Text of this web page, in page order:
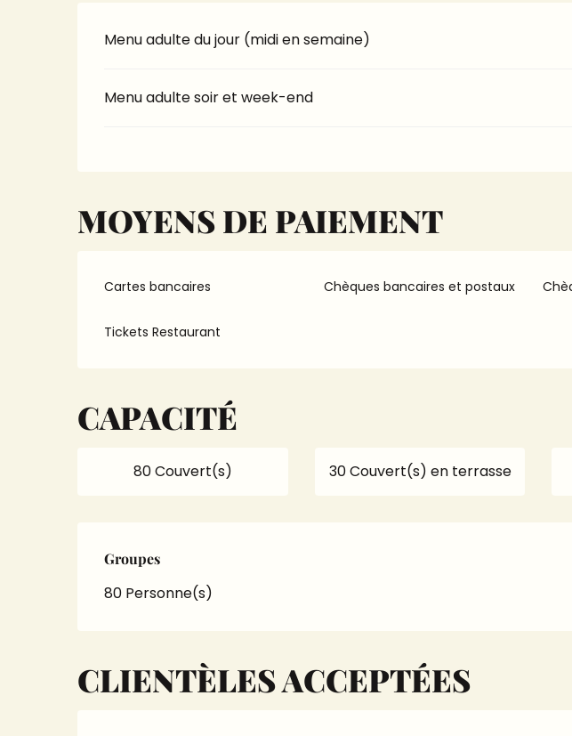
Menu adulte du jour (midi en semaine)
Menu adulte soir et week-end
MOYENS DE PAIEMENT
Cartes bancaires Chèques bancaires et postaux
Tickets Restaurant
CAPACITÉ
80 Couvert(s) 30 Couvert(s) en terrasse
Groupes
Groupes
80 Personne(s)
CLIENTÈLES ACCEPTÉES